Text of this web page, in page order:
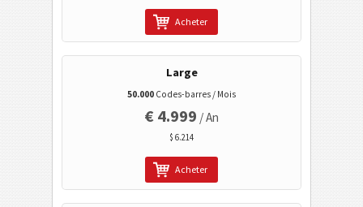
Codes ISBN
Cartes de visite
Codes calendrier
Wi-Fi codes barres
Acheter
Large
50.000 Codes-barres / Mois
€ 4.999 / An
$ 6.214
Acheter